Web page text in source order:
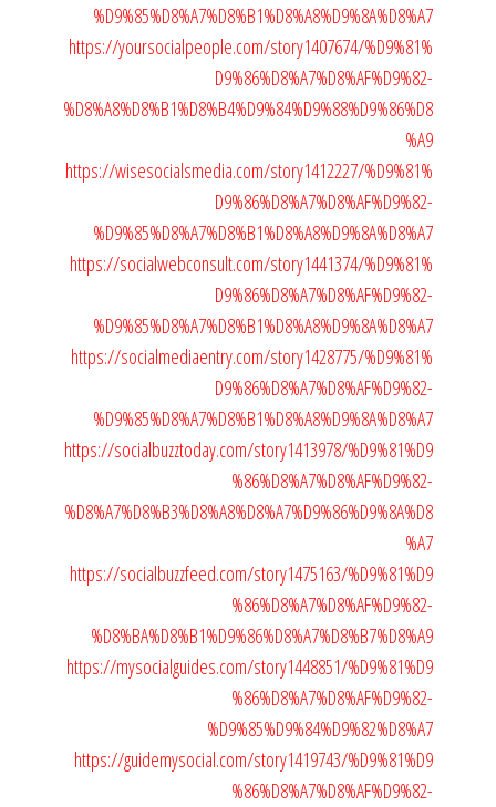
%D9%85%D8%A7%D8%B1%D8%A8%D9%8A%D8%A7
https://yoursocialpeople.com/story1407674/%D9%81%
D9%86%D8%A7%D8%AF%D9%82-
%D8%A8%D8%B1%D8%B4%D9%84%D9%88%D9%86%D8
%A9
https://wisesocialsmedia.com/story1412227/%D9%81%
D9%86%D8%A7%D8%AF%D9%82-
%D9%85%D8%A7%D8%B1%D8%A8%D9%8A%D8%A7
https://socialwebconsult.com/story1441374/%D9%81%
D9%86%D8%A7%D8%AF%D9%82-
%D9%85%D8%A7%D8%B1%D8%A8%D9%8A%D8%A7
https://socialmediaentry.com/story1428775/%D9%81%
D9%86%D8%A7%D8%AF%D9%82-
%D9%85%D8%A7%D8%B1%D8%A8%D9%8A%D8%A7
https://socialbuzztoday.com/story1413978/%D9%81%D9
%86%D8%A7%D8%AF%D9%82-
%D8%A7%D8%B3%D8%A8%D8%A7%D9%86%D9%8A%D8
%A7
https://socialbuzzfeed.com/story1475163/%D9%81%D9
%86%D8%A7%D8%AF%D9%82-
%D8%BA%D8%B1%D9%86%D8%A7%D8%B7%D8%A9
https://mysocialguides.com/story1448851/%D9%81%D9
%86%D8%A7%D8%AF%D9%82-
%D9%85%D9%84%D9%82%D8%A7
https://guidemysocial.com/story1419743/%D9%81%D9
%86%D8%A7%D8%AF%D9%82-